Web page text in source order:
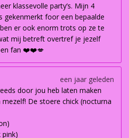
klassevolle party’s. Mijn 4
gekenmerkt foor een bepaalde
er ook enorm trots op ze te
mij betreft overtref je jezelf
fan ❤️❤️💋
een jaar geleden
door jou heb laten maken
mezelf! De stoere chick (nocturna
pink)